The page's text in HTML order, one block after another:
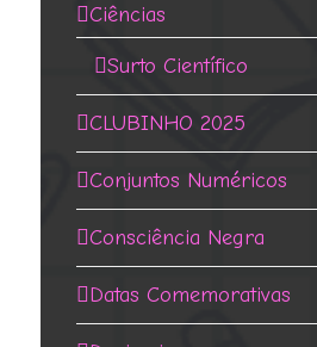
Ciências
Surto Científico
CLUBINHO 2025
Conjuntos Numéricos
Consciência Negra
Datas Comemorativas